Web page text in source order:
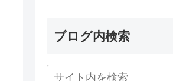
ブログ内検索